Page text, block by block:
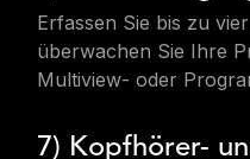
Erfassen Sie bis zu
überwachen Sie Ihre
Multiview- oder
7) Kopfhörer-